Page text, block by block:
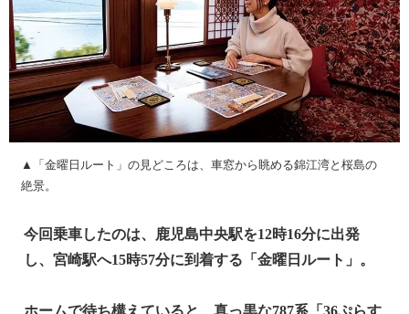
▲「金曜日ルート」の見どころは、車窓から眺める錦江湾と桜島の
絶景。
今回乗車したのは、鹿児島中央駅を12時16分に出発
し、宮崎駅へ15時57分に到着する「金曜日ルート」。